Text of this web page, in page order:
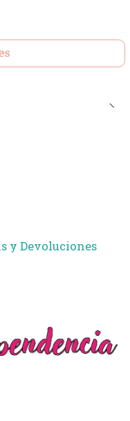
y Devoluciones